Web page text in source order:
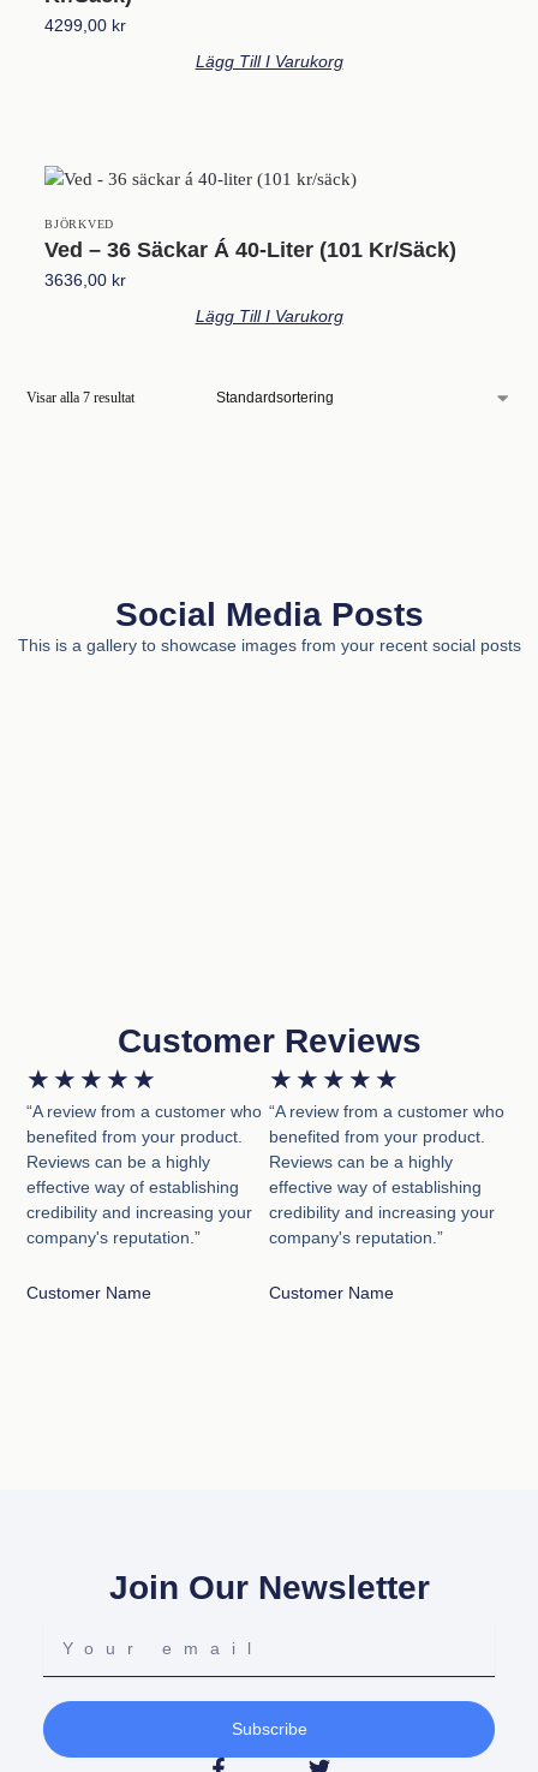
4299,00 kr
Lägg Till I Varukorg
BJÖRKVED
Ved – 36 Säckar Á 40-Liter (101 Kr/säck)
3636,00 kr
Lägg Till I Varukorg
Visar alla 7 resultat
Social Media Posts
This is a gallery to showcase images from your recent social posts
Customer Reviews
★ ★ ★ ★ ★
“A review from a customer who
benefited from your product.
Reviews can be a highly
effective way of establishing
credibility and increasing your
company's reputation.”
Customer Name
★ ★ ★ ★ ★
“A review from a customer who
benefited from your product.
Reviews can be a highly
effective way of establishing
credibility and increasing your
company's reputation.”
Customer Name
Join Our Newsletter
Subscribe